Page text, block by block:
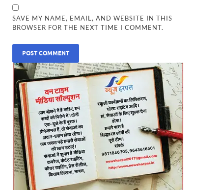
SAVE MY NAME, EMAIL, AND WEBSITE IN THIS
BROWSER FOR THE NEXT TIME I COMMENT.